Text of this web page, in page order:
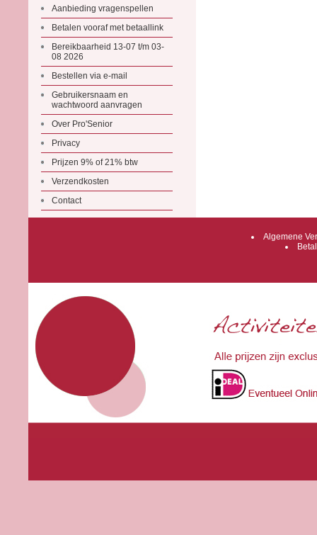
Aanbieding vragenspellen
Betalen vooraf met betaallink
Bereikbaarheid 13-07 t/m 03-
08 2026
Bestellen via e-mail
Gebruikersnaam en
wachtwoord aanvragen
Over Pro'Senior
Privacy
Prijzen 9% of 21% btw
Verzendkosten
Contact
Algemene